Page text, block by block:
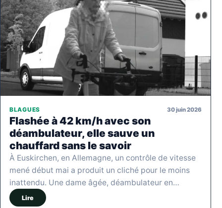
BLAGUES 30 juin 2026
Flashée à 42 km/h avec son
déambulateur, elle sauve un
chauffard sans le savoir
À Euskirchen, en Allemagne, un contrôle de vitesse
mené début mai a produit un cliché pour le moins
inattendu. Une dame âgée, déambulateur en…
Lire